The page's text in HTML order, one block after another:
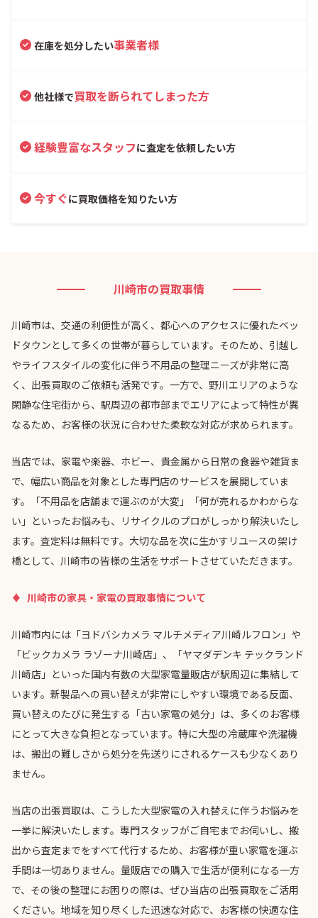
在庫を処分したい事業者様
他社様で買取を断られてしまった方
経験豊富なスタッフに査定を依頼したい方
今すぐに買取価格を知りたい方
川崎市の買取事情
川崎市は、交通の利便性が高く、都心へのアクセスに優れたベッ
ドタウンとして多くの世帯が暮らしています。そのため、引越し
やライフスタイルの変化に伴う不用品の整理ニーズが非常に高
く、出張買取のご依頼も活発です。一方で、野川エリアのような
閑静な住宅街から、駅周辺の都市部までエリアによって特性が異
なるため、お客様の状況に合わせた柔軟な対応が求められます。
当店では、家電や楽器、ホビー、貴金属から日常の食器や雑貨ま
で、幅広い商品を対象とした専門店のサービスを展開していま
す。「不用品を店舗まで運ぶのが大変」「何が売れるかわからな
い」といったお悩みも、リサイクルのプロがしっかり解決いたし
ます。査定料は無料です。大切な品を次に生かすリユースの架け
橋として、川崎市の皆様の生活をサポートさせていただきます。
川崎市の家具・家電の買取事情について
川崎市内には「ヨドバシカメラ マルチメディア川崎ルフロン」や
「ビックカメラ ラゾーナ川崎店」、「ヤマダデンキ テックランド
川崎店」といった国内有数の大型家電量販店が駅周辺に集結して
います。新製品への買い替えが非常にしやすい環境である反面、
買い替えのたびに発生する「古い家電の処分」は、多くのお客様
にとって大きな負担となっています。特に大型の冷蔵庫や洗濯機
は、搬出の難しさから処分を先送りにされるケースも少なくあり
ません。
当店の出張買取は、こうした大型家電の入れ替えに伴うお悩みを
一挙に解決いたします。専門スタッフがご自宅までお伺いし、搬
出から査定までをすべて代行するため、お客様が重い家電を運ぶ
手間は一切ありません。量販店での購入で生活が便利になる一方
で、その後の整理にお困りの際は、ぜひ当店の出張買取をご活用
ください。地域を知り尽くした迅速な対応で、お客様の快適な住